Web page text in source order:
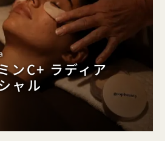
ンC+ ラディア
ャル